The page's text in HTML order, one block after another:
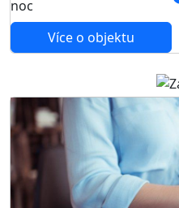
noc
Více o objektu